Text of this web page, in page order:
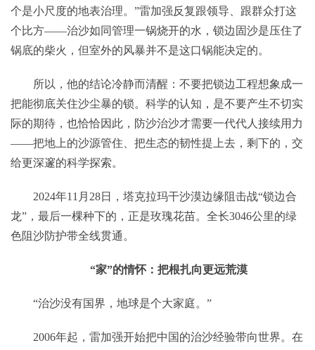
个是小尺度的地表治理。”雷加强反复跟领导、跟群众打这
个比方——治沙如同管理一锅烧开的水，锁边固沙是压住了
锅底的柴火，但室外的风暴并不是这口锅能决定的。
所以，他的结论冷静而清醒：不要把锁边工程想象成一
把能彻底关住沙尘暴的锁。科学的认知，是不要产生不切实
际的期待，也恰恰因此，防沙治沙才需要一代代人接续用力
——把地上的沙源管住、把生态的韧性提上去，剩下的，交
给更深邃的科学探索。
2024年11月28日，塔克拉玛干沙漠边缘阻击战“锁边合
龙”，最后一棵种下的，正是玫瑰花苗。全长3046公里的绿
色阻沙防护带全线贯通。
“家”的情怀：把根扎向更远荒漠
“治沙没有国界，地球是个大家庭。”
2006年起，雷加强开始把中国的治沙经验带向世界。在